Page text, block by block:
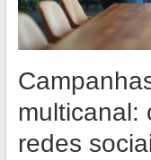
multicanal:
redes